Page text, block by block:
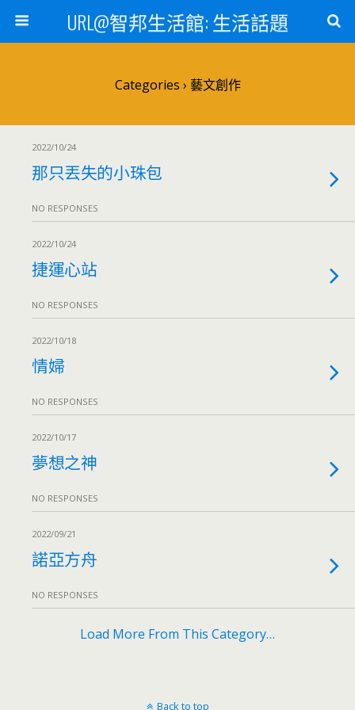
URL@智邦生活館: 生活話題
Categories › 藝文創作
2022/10/24
那只丟失的小珠包
NO RESPONSES
2022/10/24
捷運心站
NO RESPONSES
2022/10/18
情婦
NO RESPONSES
2022/10/17
夢想之神
NO RESPONSES
2022/09/21
諾亞方舟
NO RESPONSES
Load More From This Category…
Back to top